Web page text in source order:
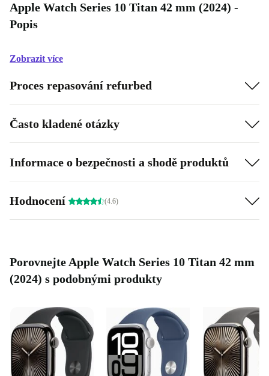
Apple Watch Series 10 Titan 42 mm (2024) -
Popis
Zobrazit více
Proces repasování refurbed
Často kladené otázky
Informace o bezpečnosti a shodě produktů
Hodnocení (4.6)
Porovnejte Apple Watch Series 10 Titan 42 mm
(2024) s podobnými produkty